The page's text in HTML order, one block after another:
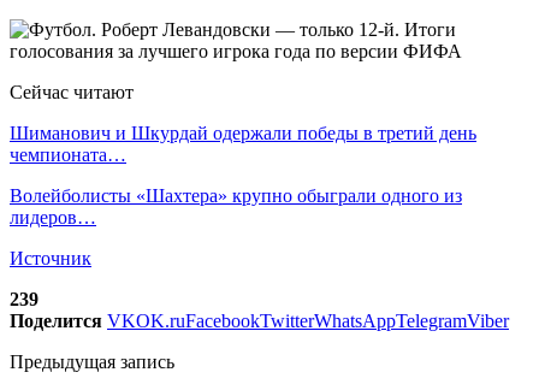
Сейчас читают
Шиманович и Шкурдай одержали победы в третий день
чемпионата…
Волейболисты «Шахтера» крупно обыграли одного из
лидеров…
Источник
239
Поделится VKOK.ruFacebookTwitterWhatsAppTelegramViber
Предыдущая запись